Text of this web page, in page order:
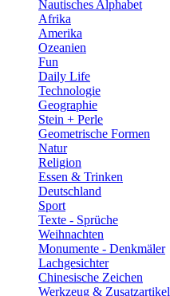
Nautisches Alphabet
Afrika
Amerika
Ozeanien
Fun
Daily Life
Technologie
Geographie
Stein + Perle
Geometrische Formen
Natur
Religion
Essen & Trinken
Deutschland
Sport
Texte - Sprüche
Weihnachten
Monumente - Denkmäler
Lachgesichter
Chinesische Zeichen
Werkzeug & Zusatzartikel